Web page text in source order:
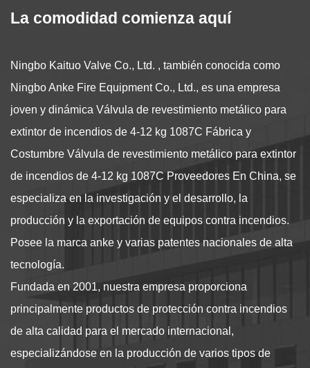
La comodidad comienza aquí
Ningbo Kaituo Valve Co., Ltd. , también conocida como
Ningbo Anke Fire Equipment Co., Ltd., es una empresa
joven y dinámica Válvula de revestimiento metálico para
extintor de incendios de 4-12 kg 1087C Fábrica y
Costumbre Válvula de revestimiento metálico para extintor
de incendios de 4-12 kg 1087C Proveedores En China, se
especializa en la investigación y el desarrollo, la
producción y la exportación de equipos contra incendios.
Posee la marca anke y varias patentes nacionales de alta
tecnología.
Fundada en 2001, nuestra empresa proporciona
principalmente productos de protección contra incendios
de alta calidad para el mercado internacional,
especializándose en la producción de varios tipos de